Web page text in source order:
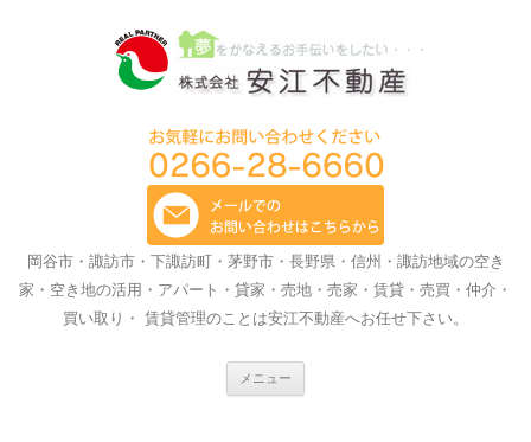
岡谷市・諏訪市・下諏訪町・茅野市・長野県・信州・諏訪地域の空き
家・空き地の活用・アパート・貸家・売地・売家・賃貸・売買・仲介・
買い取り・ 賃貸管理のことは安江不動産へお任せ下さい。
メニュー